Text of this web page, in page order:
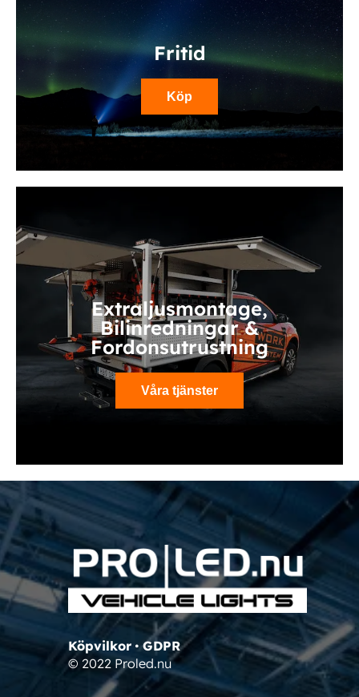
Fritid
Köp
Extraljusmontage,
Bilinredningar &
Fordonsutrustning
Våra tjänster
Köpvilkor•GDPR
© 2022 Proled.nu